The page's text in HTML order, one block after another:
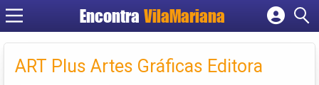
EncontraVilaMariana
Cadastrar empresa
Fazer login
Criar conta
ART Plus Artes Gráficas Editora